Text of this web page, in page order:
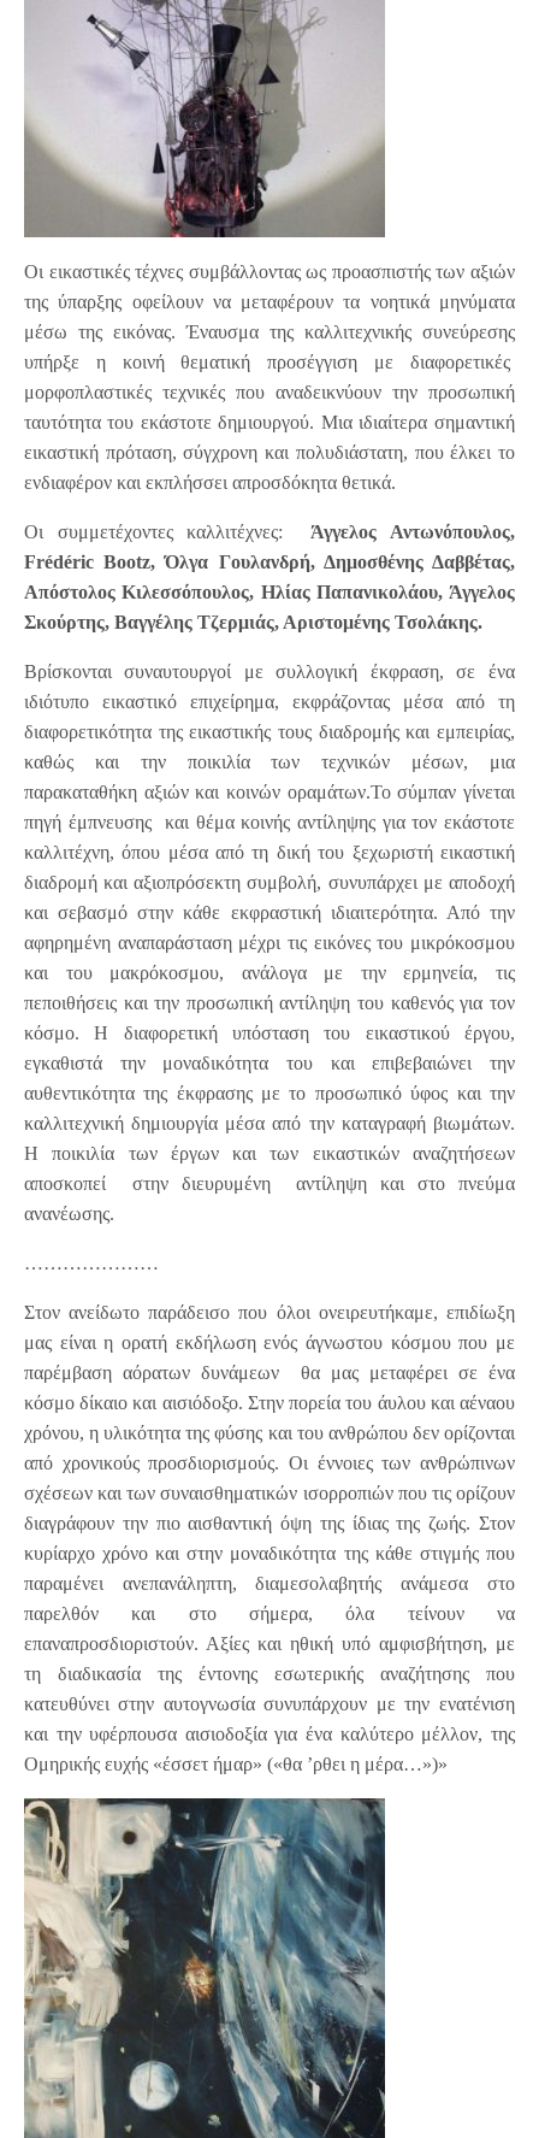
Οι εικαστικές τέχνες συμβάλλοντας ως προασπιστής των αξιών
της ύπαρξης οφείλουν να μεταφέρουν τα νοητικά μηνύματα
μέσω της εικόνας. Έναυσμα της καλλιτεχνικής συνεύρεσης
υπήρξε η κοινή θεματική προσέγγιση με διαφορετικές
μορφοπλαστικές τεχνικές που αναδεικνύουν την προσωπική
ταυτότητα του εκάστοτε δημιουργού. Μια ιδιαίτερα σημαντική
εικαστική πρόταση, σύγχρονη και πολυδιάστατη, που έλκει το
ενδιαφέρον και εκπλήσσει απροσδόκητα θετικά.
Οι συμμετέχοντες καλλιτέχνες: Άγγελος Αντωνόπουλος,
Frédéric Bootz,Όλγα Γουλανδρή, Δημοσθένης Δαββέτας,
Απόστολος Κιλεσσόπουλος, Ηλίας Παπανικολάου, Άγγελος
Σκούρτης, Βαγγέλης Τζερμιάς, Αριστομένης Τσολάκης.
Βρίσκονται συναυτουργοί με συλλογική έκφραση, σε ένα
ιδιότυπο εικαστικό επιχείρημα, εκφράζοντας μέσα από τη
διαφορετικότητα της εικαστικής τους διαδρομής και εμπειρίας,
καθώς και την ποικιλία των τεχνικών μέσων, μια
παρακαταθήκη αξιών και κοινών οραμάτων.Το σύμπαν γίνεται
πηγή έμπνευσης και θέμα κοινής αντίληψης για τον εκάστοτε
καλλιτέχνη, όπου μέσα από τη δική του ξεχωριστή εικαστική
διαδρομή και αξιοπρόσεκτη συμβολή, συνυπάρχει με αποδοχή
και σεβασμό στην κάθε εκφραστική ιδιαιτερότητα. Από την
αφηρημένη αναπαράσταση μέχρι τις εικόνες του μικρόκοσμου
και του μακρόκοσμου, ανάλογα με την ερμηνεία, τις
πεποιθήσεις και την προσωπική αντίληψη του καθενός για τον
κόσμο. Η διαφορετική υπόσταση του εικαστικού έργου,
εγκαθιστά την μοναδικότητα του και επιβεβαιώνει την
αυθεντικότητα της έκφρασης με το προσωπικό ύφος και την
καλλιτεχνική δημιουργία μέσα από την καταγραφή βιωμάτων.
Η ποικιλία των έργων και των εικαστικών αναζητήσεων
αποσκοπεί στην διευρυμένη αντίληψη και στο πνεύμα
ανανέωσης.
…………………
Στον ανείδωτο παράδεισο που όλοι ονειρευτήκαμε, επιδίωξη
μας είναι η ορατή εκδήλωση ενός άγνωστου κόσμου που με
παρέμβαση αόρατων δυνάμεων θα μας μεταφέρει σε ένα
κόσμο δίκαιο και αισιόδοξο. Στην πορεία του άυλου και αέναου
χρόνου, η υλικότητα της φύσης και του ανθρώπου δεν ορίζονται
από χρονικούς προσδιορισμούς. Οι έννοιες των ανθρώπινων
σχέσεων και των συναισθηματικών ισορροπιών που τις ορίζουν
διαγράφουν την πιο αισθαντική όψη της ίδιας της ζωής. Στον
κυρίαρχο χρόνο και στην μοναδικότητα της κάθε στιγμής που
παραμένει ανεπανάληπτη, διαμεσολαβητής ανάμεσα στο
παρελθόν και στο σήμερα, όλα τείνουν να
επαναπροσδιοριστούν. Αξίες και ηθική υπό αμφισβήτηση, με
τη διαδικασία της έντονης εσωτερικής αναζήτησης που
κατευθύνει στην αυτογνωσία συνυπάρχουν με την ενατένιση
και την υφέρπουσα αισιοδοξία για ένα καλύτερο μέλλον, της
Ομηρικής ευχής «έσσετ ήμαρ» («θα ’ρθει η μέρα…»)»